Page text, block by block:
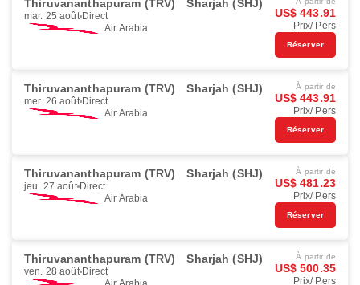
Thiruvananthapuram (TRV) Sharjah (SHJ)
mar. 25 août Direct
Air Arabia
US$ 443.91
Prix/ Pers
Réserver
Thiruvananthapuram (TRV) Sharjah (SHJ)
mer. 26 août Direct
Air Arabia
À partir de
US$ 443.91
Prix/ Pers
Réserver
Thiruvananthapuram (TRV) Sharjah (SHJ)
jeu. 27 août Direct
Air Arabia
À partir de
US$ 481.23
Prix/ Pers
Réserver
Thiruvananthapuram (TRV) Sharjah (SHJ)
ven. 28 août Direct
À partir de
US$ 500.35
Prix/ Pers